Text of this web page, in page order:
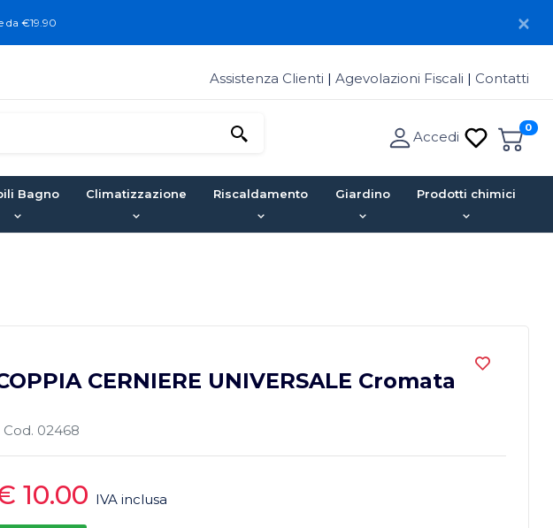
da €19.90
Assistenza Clienti | Agevolazioni Fiscali | Contatti
0
Accedi
Bagno Climatizzazione Riscaldamento Giardino Prodotti chimici
CERNIERE UNIVERSALE Cromata
Cod. 02468
10.00 IVA inclusa